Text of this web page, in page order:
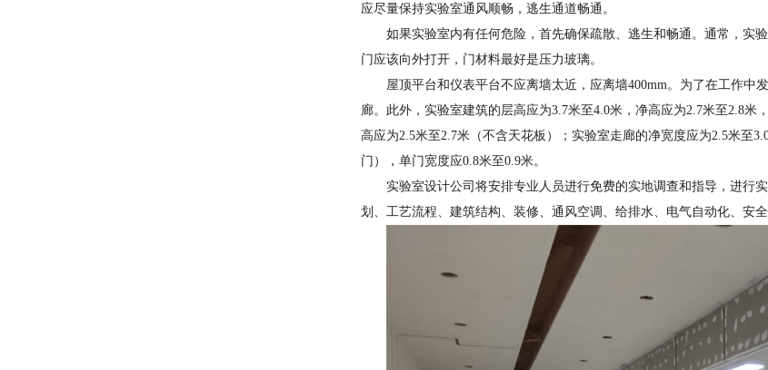
应尽量保持实验室通风顺畅，逃生通道畅通。
如果实验室内有任何危险，首先确保疏散、逃生和畅通。通常，实
门应该向外打开，门材料最好是压力玻璃。
屋顶平台和仪表平台不应离墙太近，应离墙400mm。为了在工作中
廊。此外，实验室建筑的层高应为3.7米至4.0米，净高应为2.7米至2.8
高应为2.5米至2.7米（不含天花板）；实验室走廊的净宽度应为2.5米至
门），单门宽度应0.8米至0.9米。
实验室设计公司将安排专业人员进行免费的实地调查和指导，进行
划、工艺流程、建筑结构、装修、通风空调、给排水、电气自动化、安全